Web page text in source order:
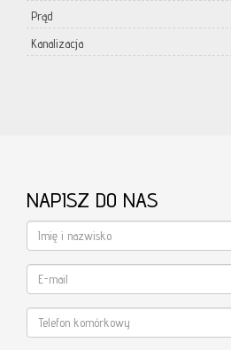
Prąd
Kanalizacja
NAPISZ DO NAS